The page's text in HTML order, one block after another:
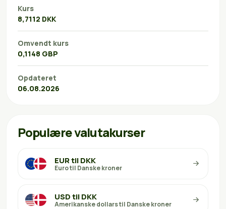
Kurs
8,7112 DKK
Omvendt kurs
0,1148 GBP
Opdateret
06.08.2026
Populære valutakurser
EUR til DKK
Euro til Danske kroner
USD til DKK
Amerikanske dollars til Danske kroner